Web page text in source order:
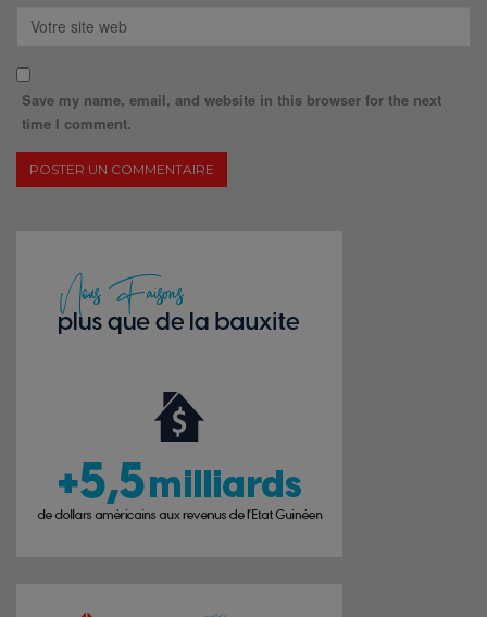
Save my name, email, and website in this browser for the next
time I comment.